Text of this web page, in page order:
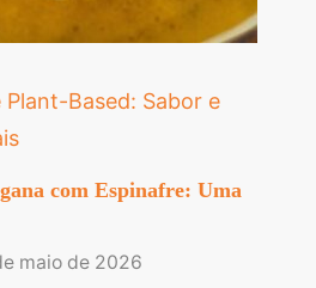
Plant-Based: Sabor e
com Espinafre: Uma
maio de 2026